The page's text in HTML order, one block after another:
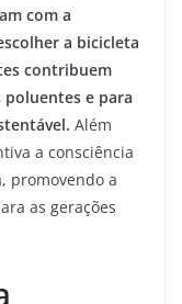
com a
a bicicleta
contribuem
poluentes e para
Além
a consciência
promovendo a
as gerações